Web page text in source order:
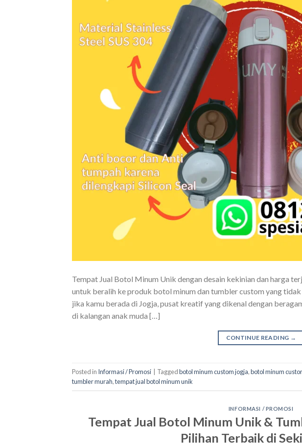
Tempat Jual Botol Minum Unik dengan desain kekinian dan harga
untuk beralih ke produk botol minum dan tumbler custom yang
jika kamu berada di Jogja, pusat kreatif yang dikenal dengan
di kalangan anak muda […]
CONTINUE READING →
Posted in Informasi / Promosi Taggedbotol minum custom jogja,botol minum
tumbler murah,tempat jual botol minum unik
INFORMASI / PROMOSI
Tempat Jual Botol Minum Unik &
Pilihan Terbaik di